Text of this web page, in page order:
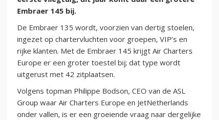
Embraer 145 bij.
De Embraer 135 wordt, voorzien van dertig stoelen,
ingezet op chartervluchten voor groepen, VIP’s en
rijke klanten. Met de Embraer 145 krijgt Air Charters
Europe er een groter toestel bij; dat type wordt
uitgerust met 42 zitplaatsen.
Volgens topman Philippe Bodson, CEO van de ASL
Group waar Air Charters Europe en JetNetherlands
onder vallen, is er een groeiende vraag naar dergelijke